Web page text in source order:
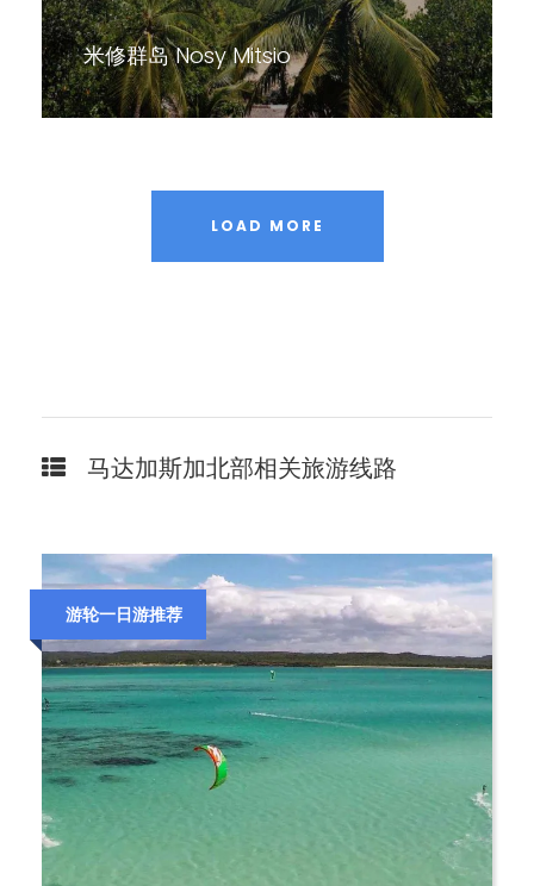
米修群岛 Nosy Mitsio
LOAD MORE
马达加斯加北部相关旅游线路
游轮一日游推荐